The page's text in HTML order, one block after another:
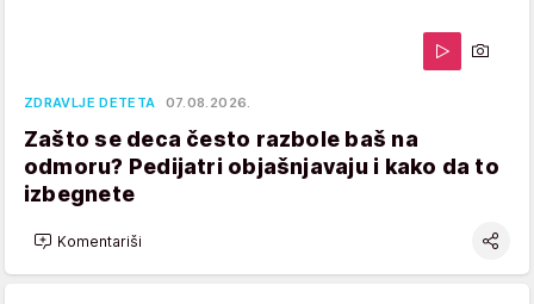
ZDRAVLJE DETETA 07.08.2026.
Zašto se deca često razbole baš na
odmoru? Pedijatri objašnjavaju i kako da to
izbegnete
Komentariši